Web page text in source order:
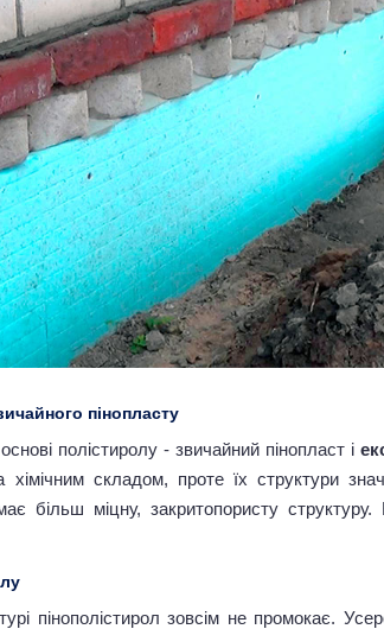
пінопласту
полістиролу - звичайний пінопласт і
хімічним складом, проте їх структури
більш міцну, закритопористу структуру.
пінополістирол зовсім не промокає.